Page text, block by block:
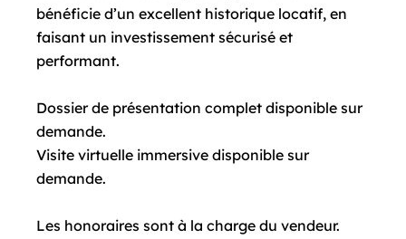
bénéficie d’un excellent historique locatif, en
faisant un investissement sécurisé et
performant.
Dossier de présentation complet disponible sur
demande.
Visite virtuelle immersive disponible sur
demande.
Les honoraires sont à la charge du vendeur.